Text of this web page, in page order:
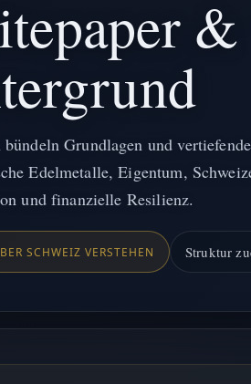
&
bündeln Grundlagen und
Edelmetalle, Eigentum,
und finanzielle Resilienz.
SCHWEIZ VERSTEHEN Struktur